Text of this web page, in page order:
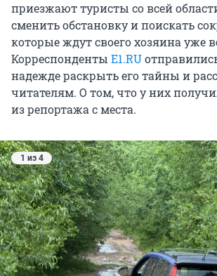
приезжают туристы со всей
сменить обстановку и поискать
которые ждут своего хозяина уже
Корреспонденты E1.RU
надежде раскрыть его тайны и
читателям. О том, что у них
из репортажа с места.
1 из 4